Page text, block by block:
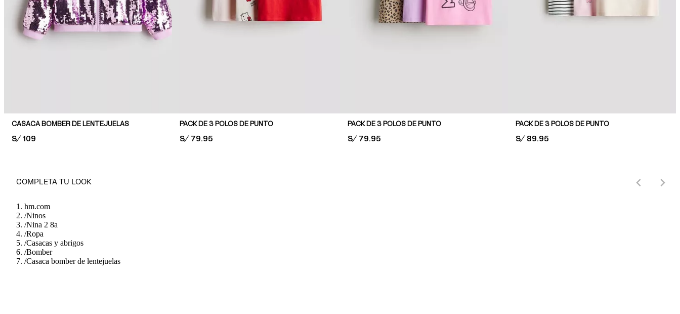
CASACA BOMBER DE LENTEJUELAS
PRICE:
S/ 109
PACK DE 3 POLOS DE PUNTO
PRICE:
S/ 79.95
PACK DE 3 POLOS DE PUNTO
PRICE:
S/ 79.95
PACK DE 3 POLOS DE PUNTO
PRICE:
S/ 89.95
COMPLETA TU LOOK
hm.com
/Ninos
/Nina 2 8a
/Ropa
/Casacas y abrigos
/Bomber
/Casaca bomber de lentejuelas